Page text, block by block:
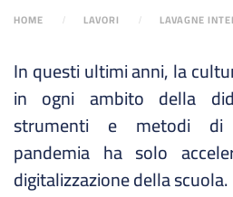
HOME LAVORI LAVAGNE
In questi ultimi anni, la
in ogni ambito della
strumenti e metodi di
pandemia ha solo
digitalizzazione della scuola.